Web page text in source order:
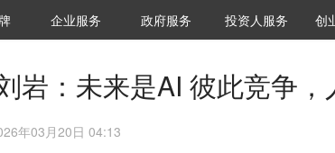
36Kr研究院
企业服务 城市之窗
政府服务 VClub投资机构库
投资机构职位推介
投资人服务 创
岩：未来是AI 彼此竞争
年03月20日 04:13